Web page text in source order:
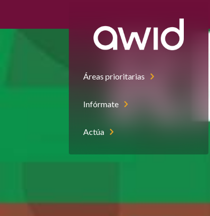
Áreas prioritarias
Infórmate
Actúa